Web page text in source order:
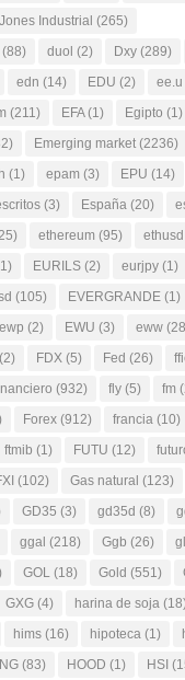
Industrial (265)
(88) duol (2) Dxy (289)
edn (14) EDU (2) ee.u
(211) EFA(1) Egipto (1)
Emerging market (2236)
(1) epam (3) EPU (14)
(3) España (20)
ethereum (95) ethusd
EURILS (2) eurjpy (1)
(105) EVERGRANDE (1)
ewp (2) EWU (3) eww
(2) FDX (5) Fed (26)
(932) fly (5) fm
Forex (912) francia (10)
ftmib (1) FUTU (12)
(102) Gas natural (123)
GD35 (3) gd35d (8)
ggal (218) Ggb (26)
GOL (18) Gold (551)
GXG (4) harina de soja
hims (16) hipoteca (1)
(83) HOOD (1) HSI